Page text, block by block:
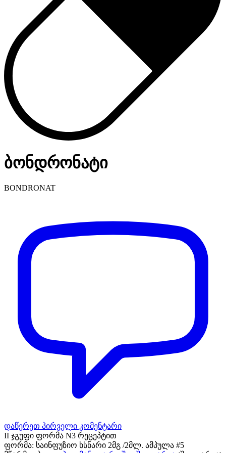
ბონდრონატი
BONDRONAT
დაწერეთ პირველი კომენტარი
II ჯგუფი ფორმა N3 რეცეპტით
ფორმა: საინფუზიო ხსნარი 2მგ /2მლ. ამპულა #5